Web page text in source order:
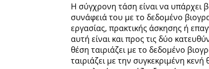
Η σύγχρονη τάση είναι να υπάρχει
συνάφειά του με το δεδομένο
εργασίας, πρακτικής άσκησης ή
αυτή είναι και προς τις δύο
θέση ταιριάζει με το δεδομένο
ταιριάζει με την συγκεκριμένη